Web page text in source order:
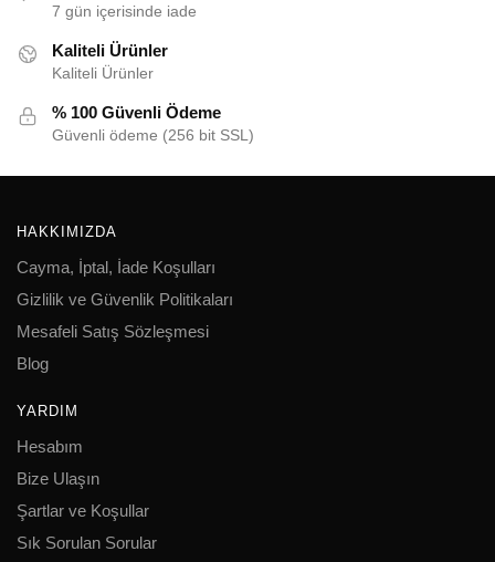
7 gün içerisinde iade
Kaliteli Ürünler
Kaliteli Ürünler
% 100 Güvenli Ödeme
Güvenli ödeme (256 bit SSL)
HAKKIMIZDA
Cayma, İptal, İade Koşulları
Gizlilik ve Güvenlik Politikaları
Mesafeli Satış Sözleşmesi
Blog
YARDIM
Hesabım
Bize Ulaşın
Şartlar ve Koşullar
Sık Sorulan Sorular